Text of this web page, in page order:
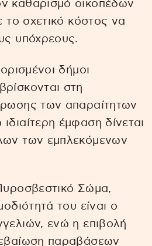
καθαρισμό οικοπέδων
το σχετικό κόστος να
υπόχρεους.
δήμοι
στη
των απαραίτητων
έμφαση δίνεται
των εμπλεκόμενων
Σώμα,
του είναι ο
ενώ η επιβολή
παραβάσεων